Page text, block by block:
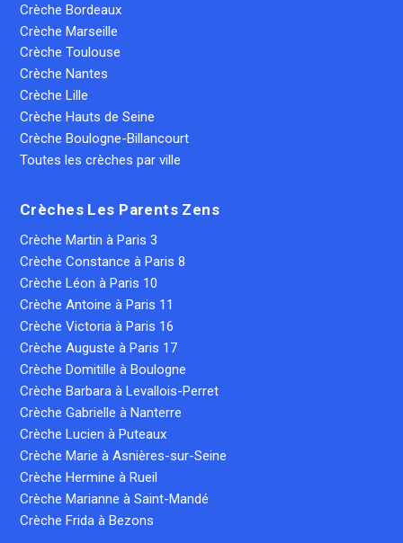
Crèche Bordeaux
Crèche Marseille
Crèche Toulouse
Crèche Nantes
Crèche Lille
Crèche Hauts de Seine
Crèche Boulogne-Billancourt
Toutes les crèches par ville
Crèches Les Parents Zens
Crèche Martin à Paris 3
Crèche Constance à Paris 8
Crèche Léon à Paris 10
Crèche Antoine à Paris 11
Crèche Victoria à Paris 16
Crèche Auguste à Paris 17
Crèche Domitille à Boulogne
Crèche Barbara à Levallois-Perret
Crèche Gabrielle à Nanterre
Crèche Lucien à Puteaux
Crèche Marie à Asnières-sur-Seine
Crèche Hermine à Rueil
Crèche Marianne à Saint-Mandé
Crèche Frida à Bezons